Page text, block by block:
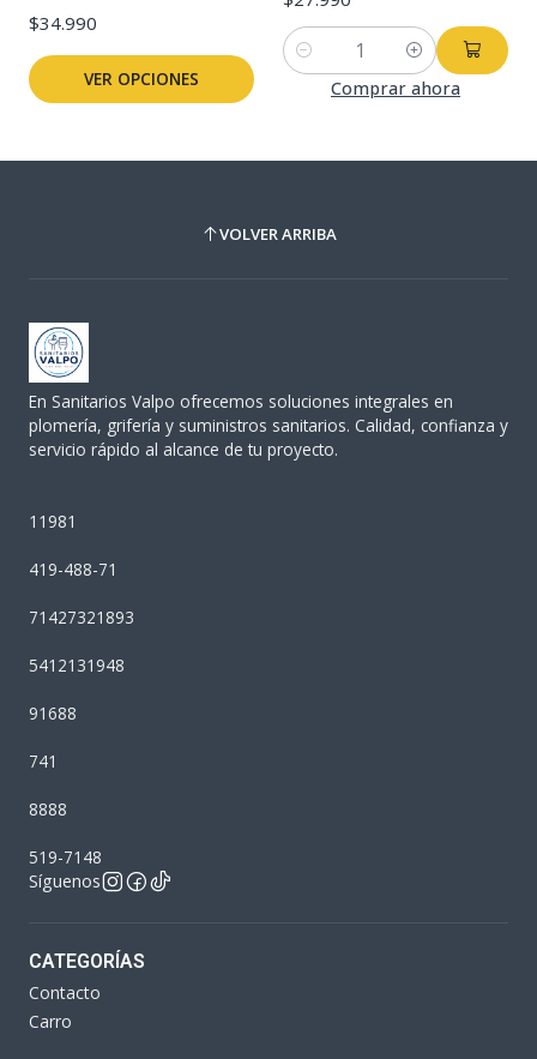
$34.990
VER OPCIONES
Cantidad
Comprar ahora
VOLVER ARRIBA
En Sanitarios Valpo ofrecemos soluciones integrales en
plomería, grifería y suministros sanitarios. Calidad, confianza y
servicio rápido al alcance de tu proyecto.
11981
419-488-71
71427321893
5412131948
91688
741
8888
519-7148
Síguenos
CATEGORÍAS
Contacto
Carro